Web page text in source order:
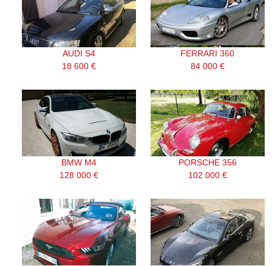
AUDI S4
18 600 €
FERRARI 360
84 000 €
BMW M4
128 000 €
PORSCHE 356
102 000 €